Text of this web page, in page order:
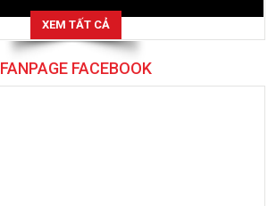
XEM TẤT CẢ
FANPAGE FACEBOOK